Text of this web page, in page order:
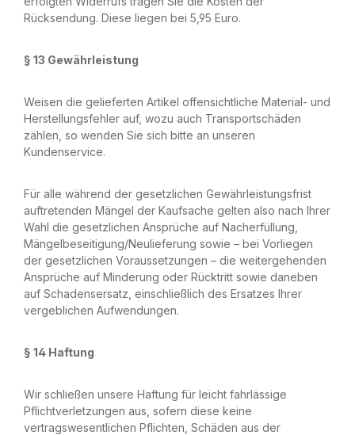
Rücksendung. Diese liegen bei 5,95 Euro.
§ 13 Gewährleistung
Weisen die gelieferten Artikel offensichtliche Material- und
Herstellungsfehler auf, wozu auch Transportschäden
zählen, so wenden Sie sich bitte an unseren
Kundenservice.
Für alle während der gesetzlichen Gewährleistungsfrist
auftretenden Mängel der Kaufsache gelten also nach Ihrer
Wahl die gesetzlichen Ansprüche auf Nacherfüllung,
Mängelbeseitigung/Neulieferung sowie – bei Vorliegen
der gesetzlichen Voraussetzungen – die weitergehenden
Ansprüche auf Minderung oder Rücktritt sowie daneben
auf Schadensersatz, einschließlich des Ersatzes Ihrer
vergeblichen Aufwendungen.
§ 14 Haftung
Wir schließen unsere Haftung für leicht fahrlässige
Pflichtverletzungen aus, sofern diese keine
vertragswesentlichen Pflichten, Schäden aus der